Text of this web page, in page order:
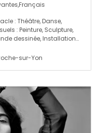
: Théâtre, Danse,
: Peinture, Sculpture,
dessinée, Installation…
sur-Yon